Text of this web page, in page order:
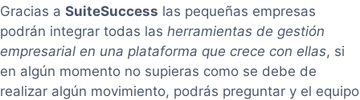
Gracias a SuiteSuccess las pequeñas empresas
podrán integrar todas las herramientas de gestión
empresarial en una plataforma que crece con ellas, si
en algún momento no supieras como se debe de
realizar algún movimiento, podrás preguntar y el equipo